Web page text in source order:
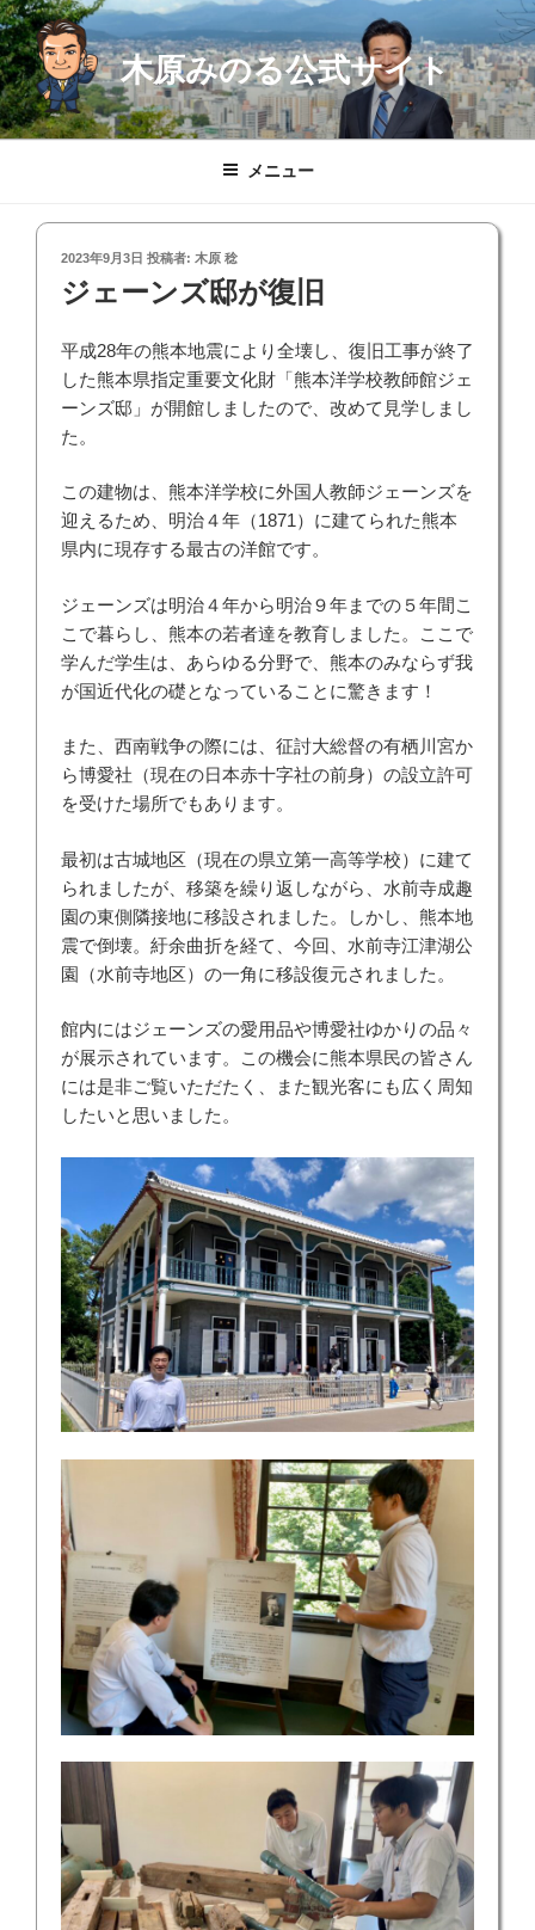
コ
ン
テ
ン
ツ
木原みのる公式サイト
メニュー
投
日:
2023年9月3日 投稿者: 木原 稔
ジェーンズ邸が復旧
平成28年の熊本地震により全壊し、復旧工事が終了
した熊本県指定重要文化財「熊本洋学校教師館ジェ
ーンズ邸」が開館しましたので、改めて見学しまし
た。
この建物は、熊本洋学校に外国人教師ジェーンズを
迎えるため、明治４年（1871）に建てられた熊本
県内に現存する最古の洋館です。
ジェーンズは明治４年から明治９年までの５年間こ
こで暮らし、熊本の若者達を教育しました。ここで
学んだ学生は、あらゆる分野で、熊本のみならず我
が国近代化の礎となっていることに驚きます！
また、西南戦争の際には、征討大総督の有栖川宮か
ら博愛社（現在の日本赤十字社の前身）の設立許可
を受けた場所でもあります。
最初は古城地区（現在の県立第一高等学校）に建て
られましたが、移築を繰り返しながら、水前寺成趣
園の東側隣接地に移設されました。しかし、熊本地
震で倒壊。紆余曲折を経て、今回、水前寺江津湖公
園（水前寺地区）の一角に移設復元されました。
館内にはジェーンズの愛用品や博愛社ゆかりの品々
が展示されています。この機会に熊本県民の皆さん
には是非ご覧いただたく、また観光客にも広く周知
したいと思いました。